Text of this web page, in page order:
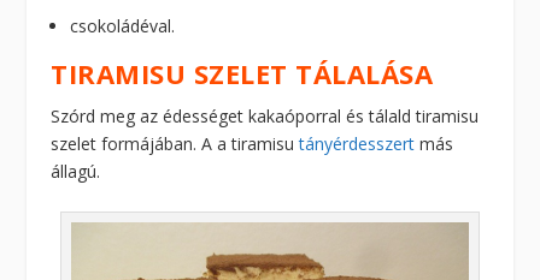
csokoládéval.
TIRAMISU SZELET TÁLALÁSA
Szórd meg az édességet kakaóporral és tálald tiramisu
szelet formájában. A a tiramisutányérdesszert más
állagú.